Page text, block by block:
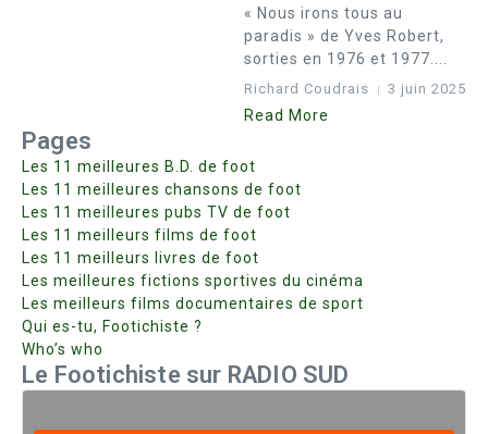
« Nous irons tous au
paradis » de Yves Robert,
sorties en 1976 et 1977....
Richard Coudrais 3 juin 2025
Read More
Pages
Les 11 meilleures B.D. de foot
Les 11 meilleures chansons de foot
Les 11 meilleures pubs TV de foot
Les 11 meilleurs films de foot
Les 11 meilleurs livres de foot
Les meilleures fictions sportives du cinéma
Les meilleurs films documentaires de sport
Qui es-tu, Footichiste ?
Who’s who
Le Footichiste sur RADIO SUD